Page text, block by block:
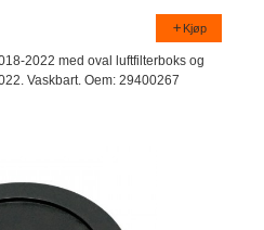
Kjøp
2022 med oval luftfilterboks og
Vaskbart. Oem: 29400267